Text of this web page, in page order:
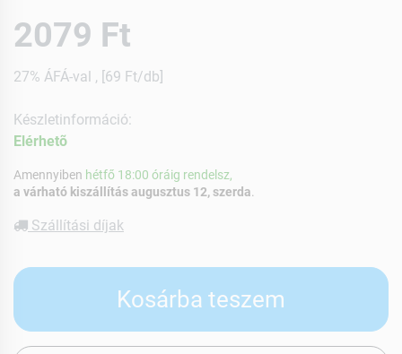
2079 Ft
27% ÁFÁ-val , [69 Ft/db]
Készletinformáció:
Elérhetõ
Amennyiben hétfő 18:00 óráig rendelsz,
a várható kiszállítás augusztus 12, szerda
Szállítási díjak
Kosárba teszem